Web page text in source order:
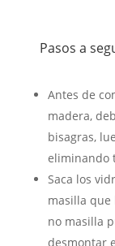
Pasos a
Antes de
madera,
bisagras,
eliminando
Saca los
masilla que
no masilla
desmontar